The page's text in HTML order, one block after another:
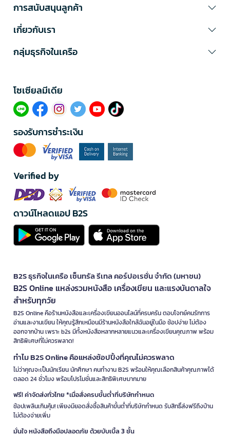
การสนับสนุนลูกค้า
เกี่ยวกับเรา
กลุ่มธุรกิจในเครือ
โซเซียลมีเดีย​
รองรับการชำระเงิน
Verified by
ดาวน์โหลดแอป B2S
B2S ธุรกิจในเครือ เซ็นทรัล รีเทล คอร์ปอเรชั่น จำกัด (มหาชน)
B2S Online แหล่งรวมหนังสือ เครื่องเขียน และแรงบันดาลใจ
สำหรับทุกวัย
B2S Online คือร้านหนังสือและเครื่องเขียนออนไลน์ที่ครบครัน ตอบโจทย์คนรักการ
อ่านและงานเขียน ให้คุณรู้สึกเหมือนมีร้านหนังสือใกล้ฉันอยู่ในมือ ช้อปง่าย ไม่ต้อง
ออกจากบ้าน เพราะ b2s มีทั้งหนังสือหลากหลายแนวและเครื่องเขียนคุณภาพ พร้อม
สิทธิพิเศษที่ไม่ควรพลาด!
ทำไม B2S Online คือแหล่งช้อปปิ้งที่คุณไม่ควรพลาด
ไม่ว่าคุณจะเป็นนักเรียน นักศึกษา คนทำงาน B2S พร้อมให้คุณเลือกสินค้าคุณภาพได้
ตลอด 24 ชั่วโมง พร้อมโปรโมชั่นและสิทธิพิเศษมากมาย
ฟรี! ค่าจัดส่งทั่วไทย *เมื่อสั่งครบขั้นต่ำที่บริษัทกำหนด
ช้อปเพลินเกินคุ้ม! เพียงมียอดสั่งซื้อสินค้าขั้นต่ำที่บริษัทกำหนด รับสิทธิ์ส่งฟรีถึงบ้าน
ไม่ต้องจ่ายเพิ่ม
มั่นใจ หนังสือถึงมือปลอดภัย ด้วยบับเบิ้ล 3 ชั้น